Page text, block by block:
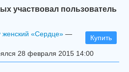
участвовал пользователь
Купить
женский «Сердце» —
28 февраля 2015 14:00